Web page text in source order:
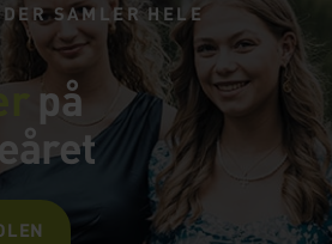
SAMLER HELE
på